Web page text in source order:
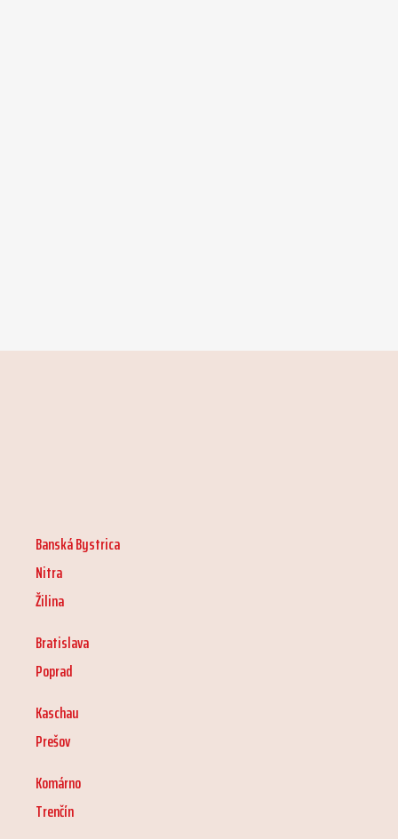
Banská Bystrica
Nitra
Žilina
Bratislava
Poprad
Kaschau
Prešov
Komárno
Trenčín